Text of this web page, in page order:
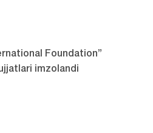
Foundation”
imzolandi